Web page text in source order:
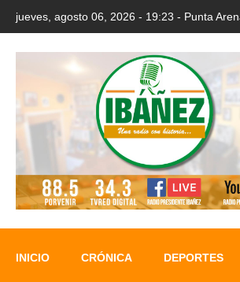
jueves, agosto 06, 2026 - 19:23 - Punta
INICIO CRÓNICA DEPORTES